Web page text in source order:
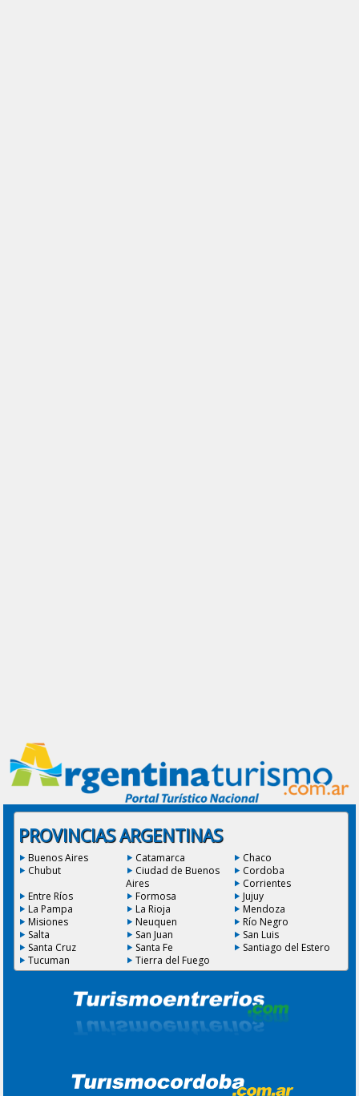
PROVINCIAS ARGENTINAS
Buenos Aires Catamarca
Chaco
Chubut
Ciudad de Buenos
Aires
Cordoba
Corrientes
Entre Ríos
Formosa
Jujuy
La Pampa
La Rioja
Mendoza
Misiones
Neuquen
Río Negro
Salta
San Juan
San Luis
Santa Cruz
Santa Fe
Santiago del Estero
Tucuman
Tierra del Fuego